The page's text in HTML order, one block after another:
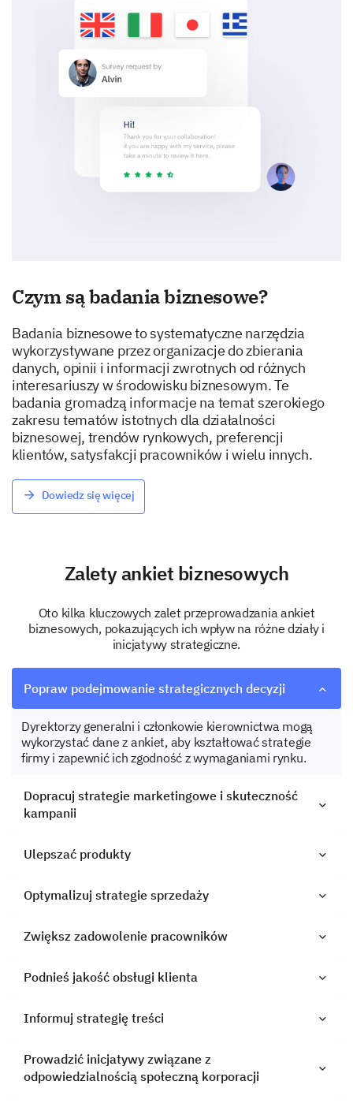
Czym są badania biznesowe?
Badania biznesowe to systematyczne narzędzia
wykorzystywane przez organizacje do zbierania
danych, opinii i informacji zwrotnych od różnych
interesariuszy w środowisku biznesowym. Te
badania gromadzą informacje na temat szerokiego
zakresu tematów istotnych dla działalności
biznesowej, trendów rynkowych, preferencji
klientów, satysfakcji pracowników i wielu innych.
Dowiedz się więcej
Zalety ankiet biznesowych
Oto kilka kluczowych zalet przeprowadzania ankiet
biznesowych, pokazujących ich wpływ na różne działy i
inicjatywy strategiczne.
Popraw podejmowanie strategicznych decyzji
Dyrektorzy generalni i członkowie kierownictwa mogą
wykorzystać dane z ankiet, aby kształtować strategie
firmy i zapewnić ich zgodność z wymaganiami rynku.
Dopracuj strategie marketingowe i skuteczność
kampanii
Ulepszać produkty
Optymalizuj strategie sprzedaży
Zwiększ zadowolenie pracowników
Podnieś jakość obsługi klienta
Informuj strategię treści
Prowadzić inicjatywy związane z
odpowiedzialnością społeczną korporacji